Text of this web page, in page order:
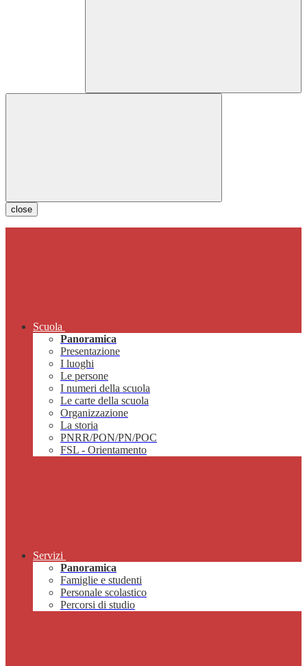
close
Scuola
Panoramica
Presentazione
I luoghi
Le persone
I numeri della scuola
Le carte della scuola
Organizzazione
La storia
PNRR/PON/PN/POC
FSL - Orientamento
Servizi
Panoramica
Famiglie e studenti
Personale scolastico
Percorsi di studio